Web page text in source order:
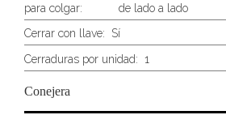
para colgar:
de lado a lado
Cerrar con llave: Sí
Cerraduras por unidad: 1
Conejera